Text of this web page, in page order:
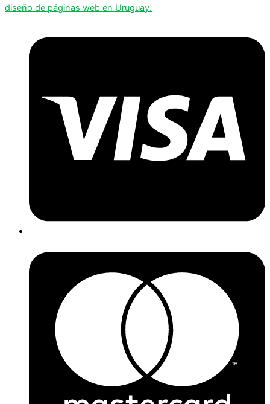
diseño de páginas web en Uruguay.